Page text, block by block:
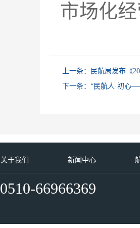
市场化
上一条：
民航局发布《
下一条： “民航人·初心
关于我们 新闻中心
0510-66966369